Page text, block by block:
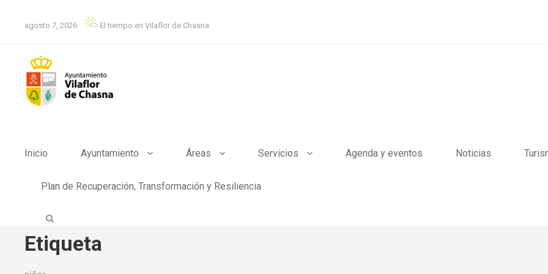
agosto 7, 2026 El tiempo en Vilaflor de Chasna
Inicio Ayuntamiento Áreas Servicios Agenda y eventos Noticias
Plan de Recuperación, Transformación y Resiliencia
Etiqueta